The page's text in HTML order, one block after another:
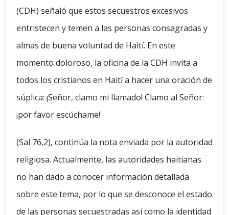
(CDH) señaló que estos secuestros excesivos
entristecen y temen a las personas consagradas y
almas de buena voluntad de Haití. En este
momento doloroso, la oficina de la CDH invita a
todos los cristianos en Haití a hacer una oración de
súplica: ¡Señor, clamo mi llamado! Clamo al Señor:
¡por favor escúchame!
(Sal 76,2), continúa la nota enviada por la autoridad
religiosa. Actualmente, las autoridades haitianas
no han dado a conocer información detallada
sobre este tema, por lo que se desconoce el estado
de las personas secuestradas así como la identidad